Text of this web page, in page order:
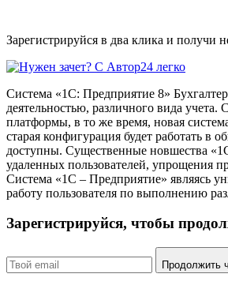
Зарегистрируйся в два клика и получи
Система «1С: Предприятие 8»
деятельностью, различного вида
платформы, в то же время, новая
старая конфигурация будет работать
доступны. Существенные новшества
удаленных пользователей, упрощения
Система «1С – Предприятие» являясь
работу пользователя по выполнению
Зарегистрируйся, чтобы
Продолжить